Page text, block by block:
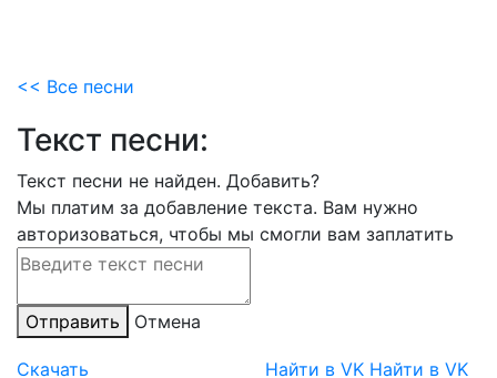
<< Все песни
Текст песни:
Текст песни не найден. Добавить?
Мы платим за добавление текста. Вам нужно
авторизоваться, чтобы мы смогли вам заплатить
Отправить Отмена
Скачать Найти в VK Найти в VK